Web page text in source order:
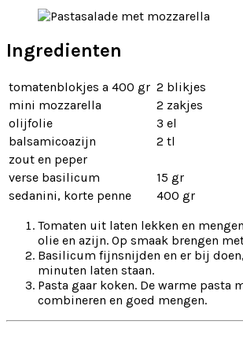
Ingredienten
tomatenblokjes a 400 gr 2 blikjes
mini mozzarella
2 zakjes
olijfolie
3 el
balsamicoazijn
2 tl
zout en peper
verse basilicum
15 gr
sedanini, korte penne
400 gr
Tomaten uit laten lekken en
olie en azijn. Op smaak brengen
Basilicum fijnsnijden en er bij
minuten laten staan.
Pasta gaar koken. De warme pasta
combineren en goed mengen.